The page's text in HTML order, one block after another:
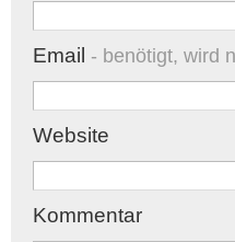
Email - benötigt, wird
Website
Kommentar